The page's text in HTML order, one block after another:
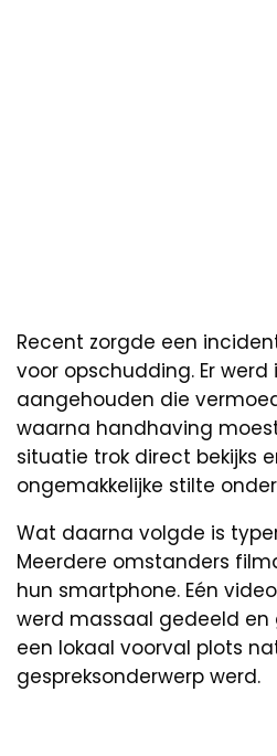
Recent zorgde een
voor opschudding. Er
aangehouden die
waarna handhaving
situatie trok direct bekijks
ongemakkelijke stilte
Wat daarna volgde is
Meerdere omstanders
hun smartphone. Eén
werd massaal gedeeld en
een lokaal voorval plots
gespreksonderwerp werd.